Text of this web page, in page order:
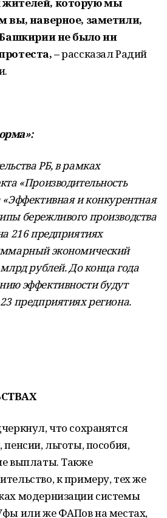
вы, наверное, заметили,
не было ни
–рассказал Радий
РБ, в рамках
«Производительность
«Эффективная и конкурентная
бережливого производства
216 предприятиях
экономический
рублей. До конца года
эффективности будут
предприятиях региона.
что сохранятся
льготы, пособия,
выплаты. Также
к примеру, тех же
модернизации системы
или же ФАПов на местах,